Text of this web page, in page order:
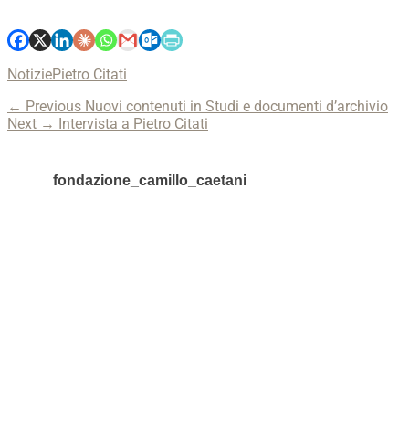
Categories
NotizieTags
Pietro Citati
Navigazione
articoli
← Previous Previous
post:
Nuovi contenuti in Studi e documenti d’archivio
Next → Next
Intervista a Pietro Citati
fondazione_camillo_caetani